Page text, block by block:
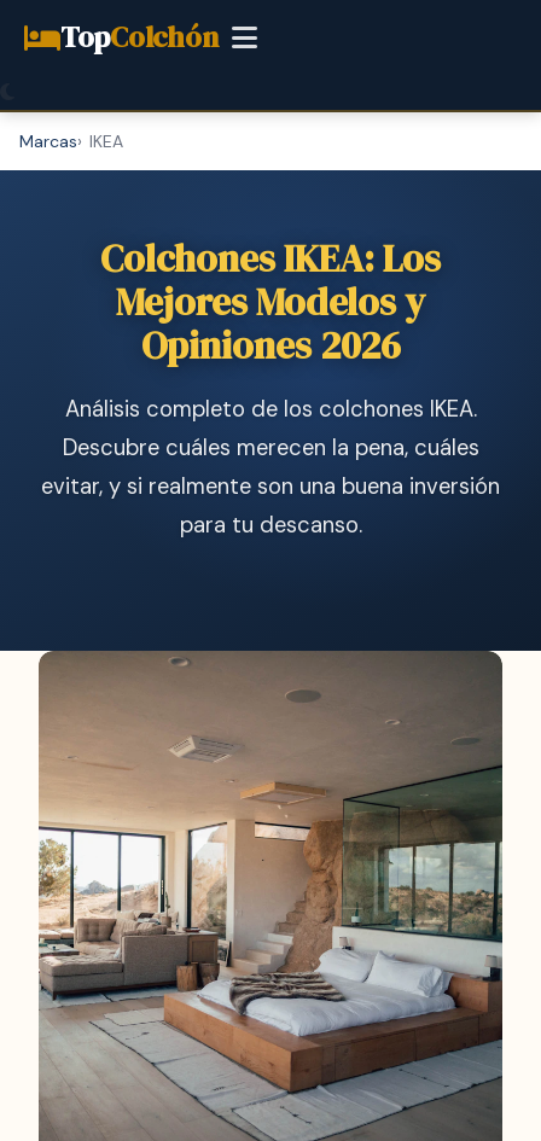
TopColchón
Marcas IKEA
Colchones IKEA: Los
Mejores Modelos y
Opiniones 2026
Análisis completo de los colchones IKEA.
Descubre cuáles merecen la pena, cuáles
evitar, y si realmente son una buena inversión
para tu descanso.